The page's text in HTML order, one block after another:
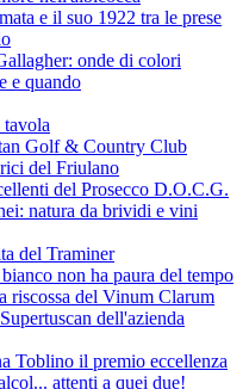
e il suo 1922 tra le prese
onde di colori
e quando
Golf & Country Club
del Friulano
del Prosecco D.O.C.G.
natura da brividi e vini
del Traminer
non ha paura del tempo
riscossa del Vinum Clarum
dell'azienda
Toblino il premio eccellenza
attenti a quei due!